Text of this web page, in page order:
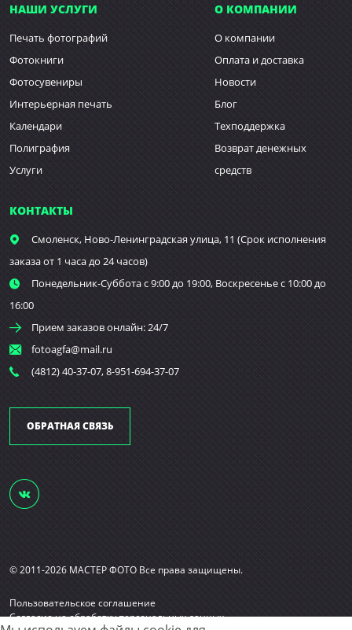
НАШИ УСЛУГИ
Печать фотографий
Фотокниги
Фотосувениры
Интерьерная печать
Календари
Полиграфия
Услуги
О КОМПАНИИ
О компании
Оплата и доставка
Новости
Блог
Техподдержка
Возврат денежных
средств
КОНТАКТЫ
Смоленск, Ново-Ленинградская улица, 11 (Срок исполнения
заказа от 1 часа до 24 часов)
Понедельник-Суббота с 9:00 до 19:00, Воскресенье с 10:00 до
16:00
Прием заказов онлайн: 24/7
fotoagfa@mail.ru
(4812) 40-37-07, 8-951-694-37-07
ОБРАТНАЯ СВЯЗЬ
© 2011-2026 МАСТЕР ФОТО Все права защищены.
Пользовательское соглашение
Согласие на обработку персональных данных